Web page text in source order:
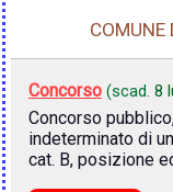
COMUNE
Concorso (scad. 8
Concorso
indeterminato di
cat. B, posizione